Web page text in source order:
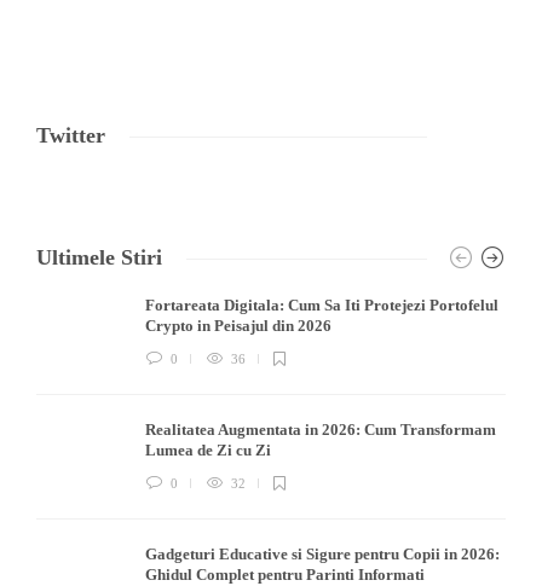
Twitter
Ultimele Stiri
Fortareata Digitala: Cum Sa Iti Protejezi Portofelul
Crypto in Peisajul din 2026
0 36
Realitatea Augmentata in 2026: Cum Transformam
Lumea de Zi cu Zi
0 32
Gadgeturi Educative si Sigure pentru Copii in 2026:
Ghidul Complet pentru Parinti Informati